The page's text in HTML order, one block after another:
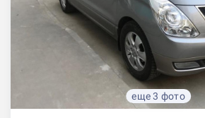
еще 3 фото